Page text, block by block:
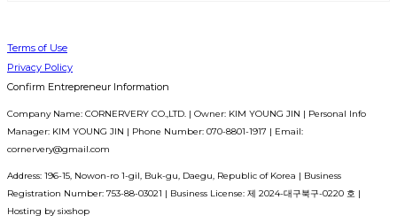
Terms of Use
Privacy Policy
Confirm Entrepreneur Information
Company Name: CORNERVERY CO.,LTD. | Owner: KIM YOUNG JIN | Personal Info
Manager: KIM YOUNG JIN | Phone Number: 070-8801-1917 | Email:
cornervery@gmail.com
Address: 196-15, Nowon-ro 1-gil, Buk-gu, Daegu, Republic of Korea | Business
Registration Number: 753-88-03021 | Business License: 제 2024-대구북구-0220 호 |
Hosting by sixshop